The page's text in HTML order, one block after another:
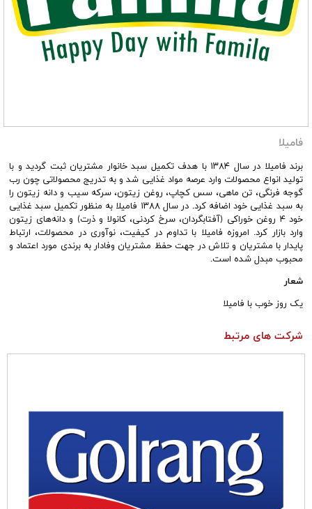
فامیلا
برند فامیلا در سال ۱۳۸۴ با هدف تکمیل سبد خانوار مشتریان ثبت گردید و با
تولید انواع محصولات وارد عرصه مواد غذایی شد و به تدریج محصولاتی چون رب
گوجه فرنگی، تن ماهی، سس کچاپ، روغن زیتون، سرکه سیب و دانه زیتون را
به سبد غذایی خود اضافه کرد. در سال ۱۳۸۸ فامیلا به منظور تکمیل سبد غذایی
خود ۴ روغن خوراکی (آفتابگردان، سرخ کردنی، کانولا و ذرت) و دانه‌های زیتون
وارد بازار کرد. امروزه فامیلا با تداوم در کیفیت، نوآوری در محصولات، ارتباط
پایدار با مشتریان و تلاش در جهت حفظ مشتریان وفادار به برندی مورد اعتماد و
محبوب مبدل شده است.
شعار
یک روز خوب با فامیلا
شرکت های مرتبط